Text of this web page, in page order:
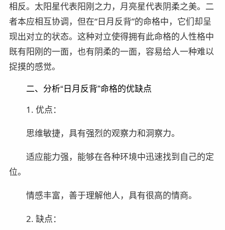
相反。太阳星代表阳刚之力，月亮星代表阴柔之美。二
者本应相互协调，但在“日月反背”的命格中，它们却呈
现出对立的状态。这种对立使得拥有此命格的人性格中
既有阳刚的一面，也有阴柔的一面，容易给人一种难以
捉摸的感觉。
二、分析“日月反背”命格的优缺点
1. 优点：
思维敏捷，具有强烈的观察力和洞察力。
适应能力强，能够在各种环境中迅速找到自己的定
位。
情感丰富，善于理解他人，具有很高的情商。
2. 缺点：